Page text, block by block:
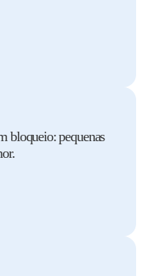
bloqueio: pequenas